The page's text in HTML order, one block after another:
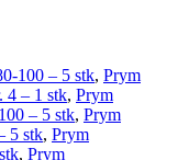
100 – 5 stk, Prym
4 – 1 stk, Prym
– 5 stk, Prym
5 stk, Prym
, Prym